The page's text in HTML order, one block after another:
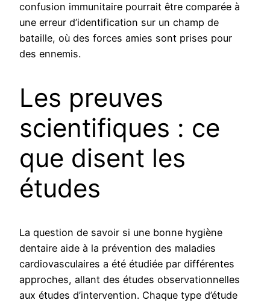
confusion immunitaire pourrait être comparée à
une erreur d’identification sur un champ de
bataille, où des forces amies sont prises pour
des ennemis.
Les preuves
scientifiques : ce
que disent les
études
La question de savoir si une bonne hygiène
dentaire aide à la prévention des maladies
cardiovasculaires a été étudiée par différentes
approches, allant des études observationnelles
aux études d’intervention. Chaque type d’étude